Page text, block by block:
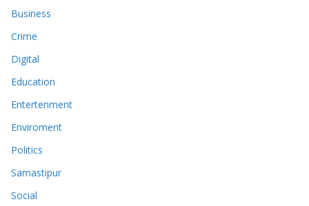
Business
Crime
Digital
Education
Entertenment
Enviroment
Politics
Samastipur
Social